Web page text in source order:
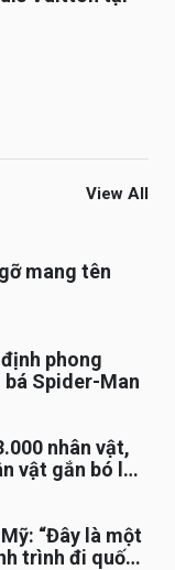
View All
mang tên
phong
Spider-Man
nhân vật,
vật gắn bó lâu
“Đây là một
trình đi quốc